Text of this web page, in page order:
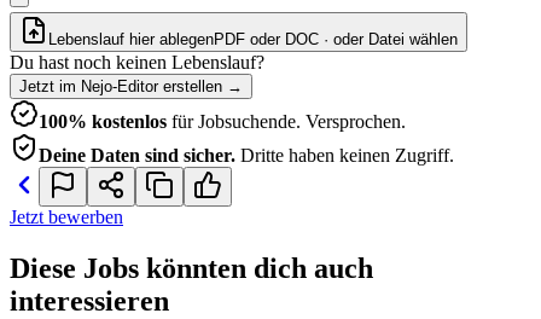
Lebenslauf hier ablegenPDF oder DOC · oder Datei wählen
Du hast noch keinen Lebenslauf?
Jetzt im Nejo-Editor erstellen →
100% kostenlos für Jobsuchende. Versprochen.
Deine Daten sind sicher. Dritte haben keinen Zugriff.
Jetzt bewerben
Diese Jobs könnten dich auch
interessieren